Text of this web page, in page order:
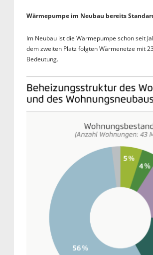
Wärmepumpe im Neubau bereits
Im Neubau ist die Wärmepumpe schon seit
dem zweiten Platz folgten Wärmenetze mit
Bedeutung.